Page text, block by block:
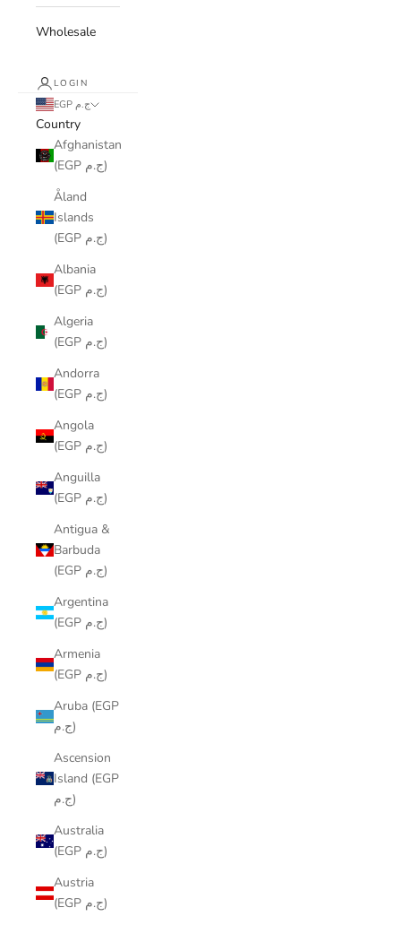
Wholesale
LOGIN
EGP ج.م
Country
Afghanistan
(EGP ج.م)
Åland
Islands
(EGP ج.م)
Albania
(EGP ج.م)
Algeria
(EGP ج.م)
Andorra
(EGP ج.م)
Angola
(EGP ج.م)
Anguilla
(EGP ج.م)
Antigua &
Barbuda
(EGP ج.م)
Argentina
(EGP ج.م)
Armenia
(EGP ج.م)
Aruba (EGP
ج.م)
Ascension
Island (EGP
ج.م)
Australia
(EGP ج.م)
Austria
(EGP ج.م)